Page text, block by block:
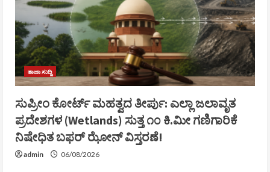
ತಾಜಾ ಸುದ್ದಿ
ಸುಪ್ರೀಂ ಕೋರ್ಟ್ ಮಹತ್ವದ ತೀರ್ಪು: ಎಲ್ಲಾ ಜಲಾವೃತ
ಪ್ರದೇಶಗಳ (Wetlands) ಸುತ್ತ ೧೦ ಕಿ.ಮೀ ಗಣಿಗಾರಿಕೆ
ನಿಷೇಧಿತ ಬಫರ್ ಝೋನ್ ವಿಸ್ತರಣೆ!
admin 06/08/2026